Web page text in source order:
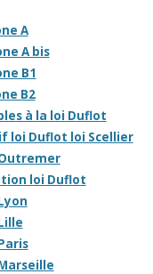
A
A bis
B1
B2
à la loi Duflot
loi Duflot loi Scellier
loi Duflot